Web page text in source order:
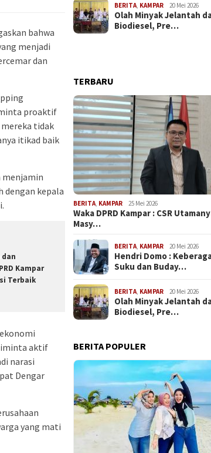
bahwa
menjadi
dan
proaktif
tidak
itikad baik
menjamin
dengan kepala
dan
Kampar
Terbaik
aktif
narasi
Dengar
yang mati
BERITA KAMPAR 20 Mei 2026
Olah Minyak Jelantah
Biodiesel, Pre…
TERBARU
BERITA, KAMPAR 25 Mei 2026
Waka DPRD Kampar : CSR
Masy…
BERITA, KAMPAR 20 Mei 2026
Hendri Domo :
Suku dan Buday…
BERITA, KAMPAR 20 Mei 2026
Olah Minyak Jelantah
Biodiesel, Pre…
BERITA POPULER